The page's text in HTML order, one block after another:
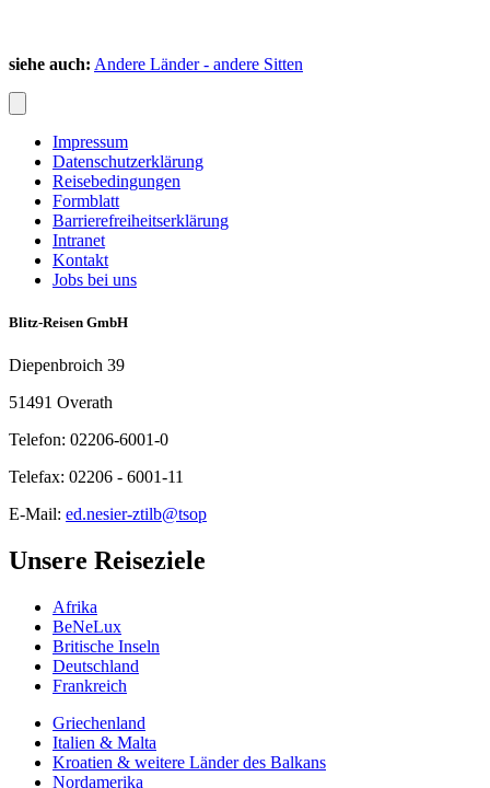
siehe auch: Andere Länder - andere Sitten
Impressum
Datenschutzerklärung
Reisebedingungen
Formblatt
Barrierefreiheitserklärung
Intranet
Kontakt
Jobs bei uns
Blitz-Reisen GmbH
Diepenbroich 39
51491 Overath
Telefon: 02206-6001-0
Telefax: 02206 - 6001-11
E-Mail: ed.nesier-ztilb@tsop
Unsere Reiseziele
Afrika
BeNeLux
Britische Inseln
Deutschland
Frankreich
Griechenland
Italien & Malta
Kroatien & weitere Länder des Balkans
Nordamerika